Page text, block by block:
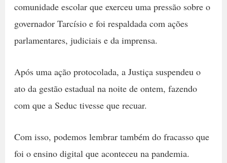
comunidade escolar que exerceu uma pressão sobre o
governador Tarcísio e foi respaldada com ações
parlamentares, judiciais e da imprensa.
Após uma ação protocolada, a Justiça suspendeu o
ato da gestão estadual na noite de ontem, fazendo
com que a Seduc tivesse que recuar.
Com isso, podemos lembrar também do fracasso que
foi o ensino digital que aconteceu na pandemia.